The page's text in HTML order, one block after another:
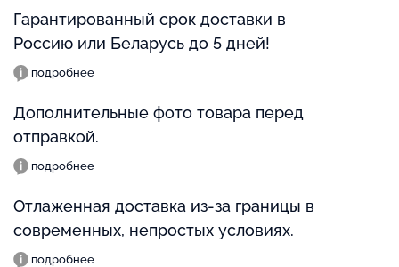
Гарантированный срок доставки в
Россию или Беларусь до 5 дней!
подробнее
Дополнительные фото товара перед
отправкой.
подробнее
Отлаженная доставка из-за границы в
современных, непростых условиях.
подробнее